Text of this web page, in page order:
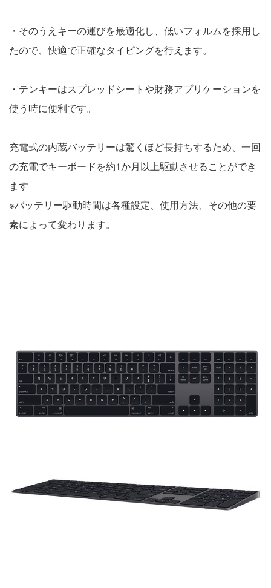
・そのうえキーの運びを最適化し、低いフォルムを採用し
たので、快適で正確なタイピングを行えます。
・テンキーはスプレッドシートや財務アプリケーションを
使う時に便利です。
充電式の内蔵バッテリーは驚くほど長持ちするため、一回
の充電でキーボードを約1か月以上駆動させることができ
ます
※バッテリー駆動時間は各種設定、使用方法、その他の要
素によって変わります。